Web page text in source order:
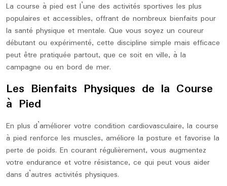
La course à pied est l’une des activités sportives les plus
populaires et accessibles, offrant de nombreux bienfaits pour
la santé physique et mentale. Que vous soyez un coureur
débutant ou expérimenté, cette discipline simple mais efficace
peut être pratiquée partout, que ce soit en ville, à la
campagne ou en bord de mer.
Les Bienfaits Physiques de la Course
à Pied
En plus d’améliorer votre condition cardiovasculaire, la course
à pied renforce les muscles, améliore la posture et favorise la
perte de poids. En courant régulièrement, vous augmentez
votre endurance et votre résistance, ce qui peut vous aider
dans d’autres activités physiques.